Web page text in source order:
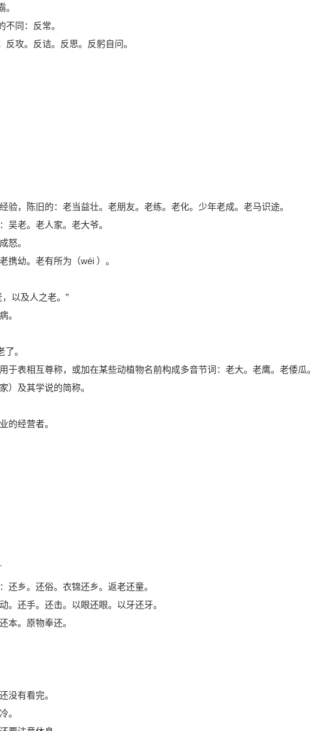
同：反常。
反攻。反诘。反思。反躬自问。
验，陈旧的：老当益壮。老朋友。老练。老化。少年老成。老马识途。
吴老。老人家。老大爷。
怒。
幼。老有所为（wéi ）。
以及人之老。”
。
。
于表相互尊称，或加在某些动植物名前构成多音节词：老大。老鹰。老倭瓜。
）及其学说的简称。
的经营者。
还乡。还俗。衣锦还乡。返老还童。
。还手。还击。以眼还眼。以牙还牙。
本。原物奉还。
没有看完。
。